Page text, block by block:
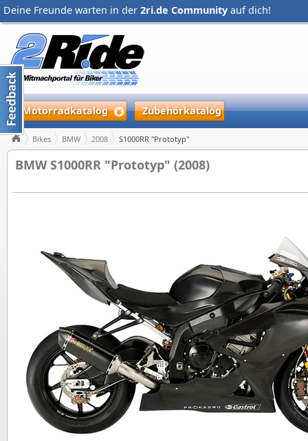
Deine Freunde warten in der 2ri.de Community auf dich!
Motorradkatalog Zubehörkatalog
Bikes BMW 2008 S1000RR "Prototyp"
BMW S1000RR "Prototyp" (2008)